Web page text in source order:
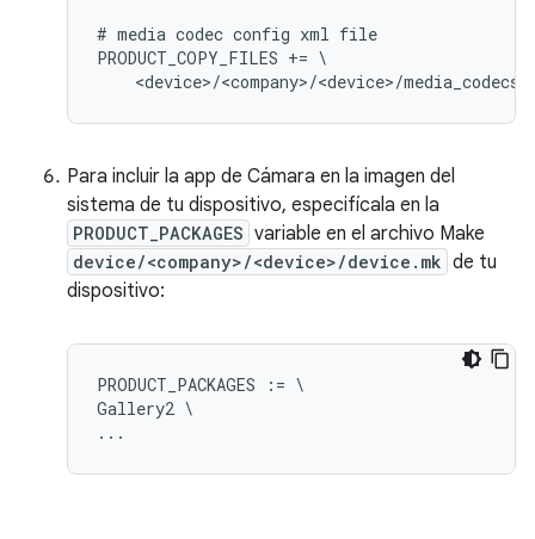
# media codec config xml file
PRODUCT_COPY_FILES += \
Para incluir la app de Cámara en la imagen del
sistema de tu dispositivo, especifícala en la
PRODUCT_PACKAGES variable en el archivo Make
device/<company>/<device>/device.mk de tu
dispositivo:
PRODUCT_PACKAGES := \
Gallery2 \